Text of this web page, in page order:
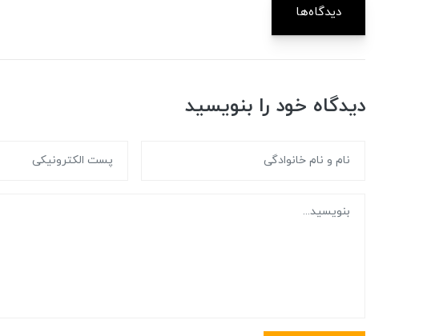
دیدگاه‌ها
دیدگاه خود را بنویسید